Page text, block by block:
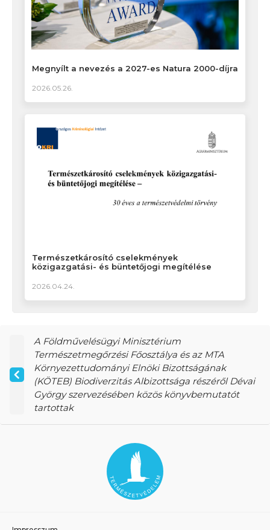
Megnyílt a nevezés a 2027-es Natura 2000-díjra
2026.05.26.
Természetkárosító cselekmények
közigazgatási- és büntetőjogi megítélése
2026.04.24.
A Földművelésügyi Minisztérium
Természetmegőrzési Főosztálya és az MTA
Környezettudományi Elnöki Bizottságának
(KÖTEB) Biodiverzitás Albizottsága részéről Dévai
György szervezésében közös könyvbemutatót
tartottak